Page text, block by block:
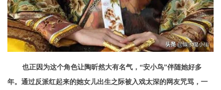
也正因为这个角色让陶昕然大有名气，“安小鸟”伴随她好多
年。通过反派红起来的她女儿出生之际被入戏太深的网友咒骂，一